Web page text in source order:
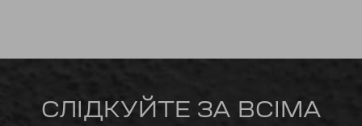
СЛІДКУЙТЕ ЗА ВСІМА